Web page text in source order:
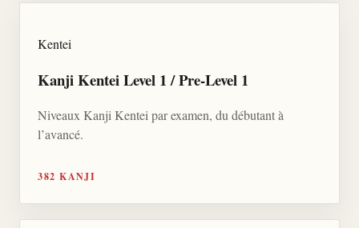
Kentei
Kanji Kentei Level 1 / Pre-Level 1
Niveaux Kanji Kentei par examen, du débutant à
l’avancé.
382 KANJI